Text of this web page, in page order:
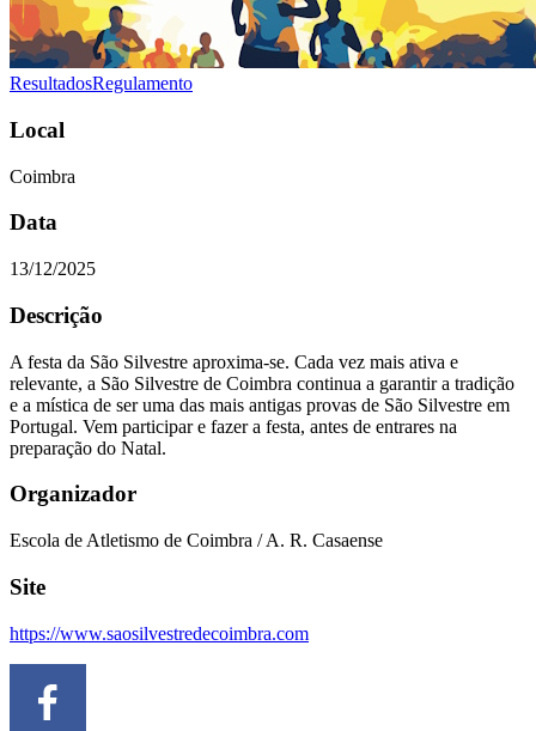
ResultadosRegulamento
Local
Coimbra
Data
13/12/2025
Descrição
A festa da São Silvestre aproxima-se. Cada vez mais ativa e
relevante, a São Silvestre de Coimbra continua a garantir a tradição
e a mística de ser uma das mais antigas provas de São Silvestre em
Portugal. Vem participar e fazer a festa, antes de entrares na
preparação do Natal.
Organizador
Escola de Atletismo de Coimbra / A. R. Casaense
Site
https://www.saosilvestredecoimbra.com